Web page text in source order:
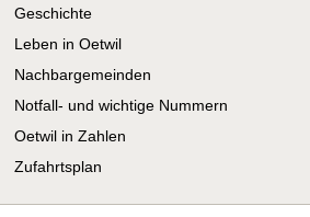
Geschichte
Leben in Oetwil
Nachbargemeinden
Notfall- und wichtige Nummern
Oetwil in Zahlen
Zufahrtsplan